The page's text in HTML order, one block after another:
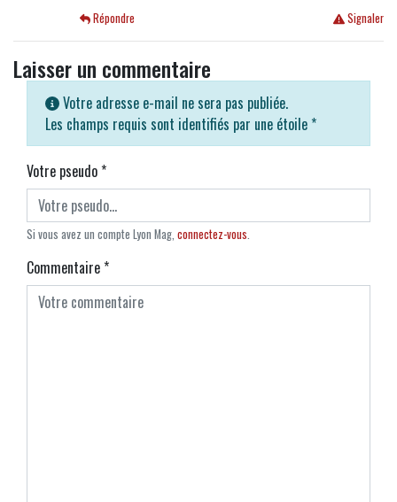
Signaler
Répondre
Laisser un commentaire
Votre adresse e-mail ne sera pas publiée.
Les champs requis sont identifiés par une étoile *
Votre pseudo*
Si vous avez un compte Lyon Mag, connectez-vous.
Commentaire*